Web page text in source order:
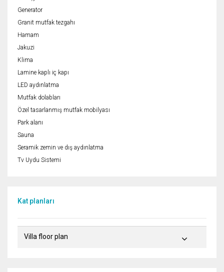
Generator
Granit mutfak tezgahı
Hamam
Jakuzi
Klima
Lamine kaplı iç kapı
LED aydınlatma
Mutfak dolabları
Özel tasarlanmış mutfak mobilyası
Park alanı
Sauna
Seramik zemin ve dış aydınlatma
Tv Uydu Sistemi
Kat planları
Villa floor plan